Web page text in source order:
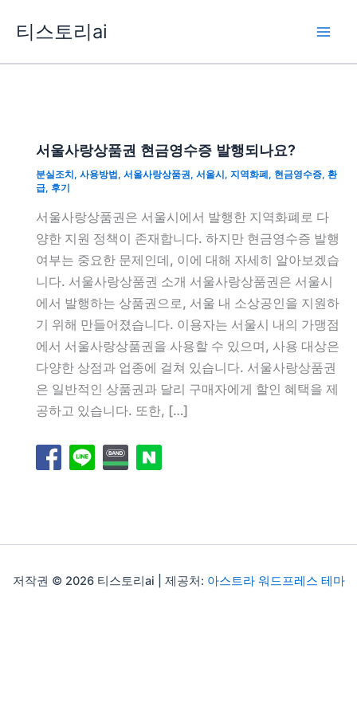
티스토리ai
서울사랑상품권 현금영수증 발행되나요?
분실조치, 사용방법, 서울사랑상품권, 서울시, 지역화폐, 현금영수증, 환
급, 후기
서울사랑상품권은 서울시에서 발행한 지역화폐로 다
양한 지원 정책이 존재합니다. 하지만 현금영수증 발행
여부는 중요한 문제인데, 이에 대해 자세히 알아보겠습
니다. 서울사랑상품권 소개 서울사랑상품권은 서울시
에서 발행하는 상품권으로, 서울 내 소상공인을 지원하
기 위해 만들어졌습니다. 이용자는 서울시 내의 가맹점
에서 서울사랑상품권을 사용할 수 있으며, 사용 대상은
다양한 상점과 업종에 걸쳐 있습니다. 서울사랑상품권
은 일반적인 상품권과 달리 구매자에게 할인 혜택을 제
공하고 있습니다. 또한, […]
저작권 © 2026 티스토리ai | 제공처: 아스트라 워드프레스 테마